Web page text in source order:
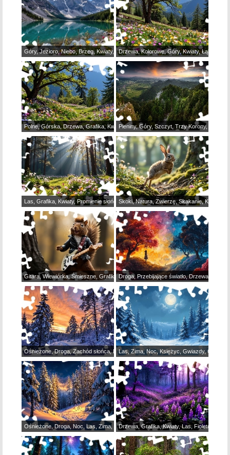
Góry, Jezioro, Niebo, Brzeg, Kwiaty, Lasy, GrafikaDrzewa, Kolorowe, Góry, Kwiaty, Łąka,
Polne, Górska, Drzewa, Grafika, Kwiaty, PolanaPieniny, Góry, Szczyt, Trzy Korony,
Las, Grafika, Kwiaty, Promienie słońca, PolanaSkoki, Natura, Zwierzę, Skakanie, Królik,
Gitara, Wiewiórka, Śmieszne, Grafika, Las, MuzykDroga, Przebijające światło, Drzewa,
Ośnieżone, Droga, Zachód słońca, Las, Zima, Drzewa, Grafika
Las, Zima, Noc, Księżyc, Gwiazdy, Grafika,
Ośnieżone, Droga, Noc, Las, Zima, Drzewa, GrafikaDrzewa, Grafika, Kwiaty, Las, Fioletowe